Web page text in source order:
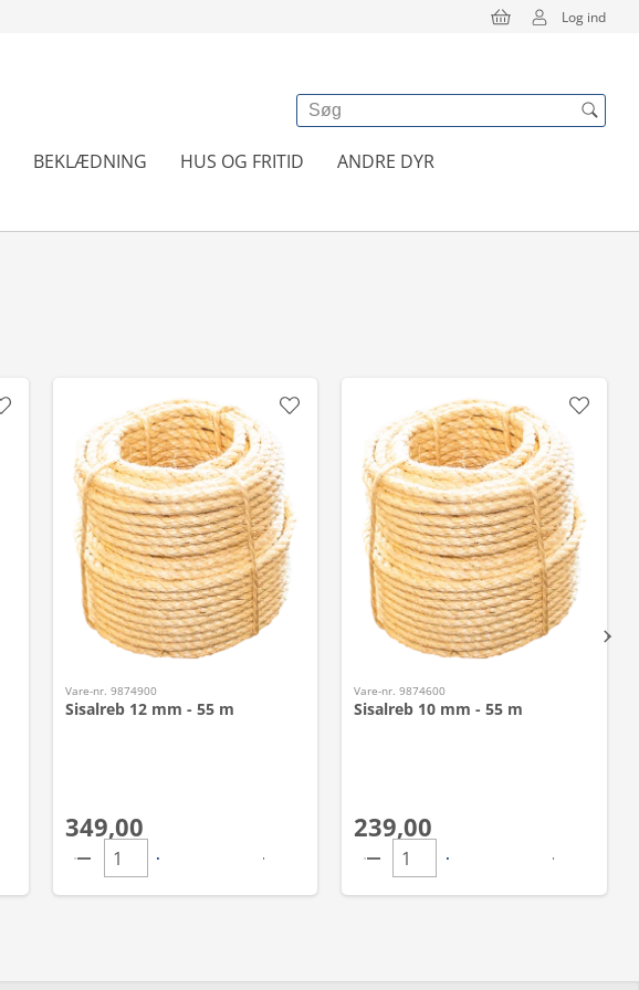
Log ind
BEKLÆDNING HUS OG FRITID
ANDRE DYR
Vare-nr. 9874900
Sisalreb 12 mm - 55 m
349,00
Vare-nr. 9874600
Sisalreb 10 mm - 55 m
239,00